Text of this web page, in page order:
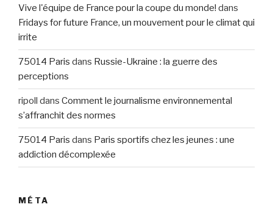
Vive l'équipe de France pour la coupe du monde! dans
Fridays for future France, un mouvement pour le climat qui
irrite
75014 Paris dans Russie-Ukraine : la guerre des
perceptions
ripoll dans Comment le journalisme environnemental
s’affranchit des normes
75014 Paris dans Paris sportifs chez les jeunes : une
addiction décomplexée
MÉTA